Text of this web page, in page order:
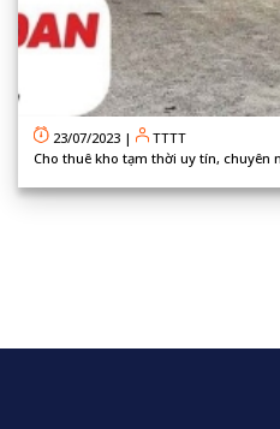
23/07/2023 |
TTTT
Cho thuê kho tạm thời uy tín, chuyên